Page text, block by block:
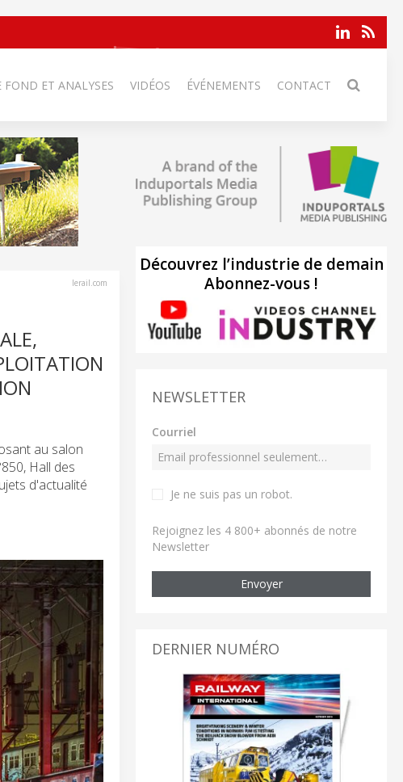
FOND ET ANALYSES VIDÉOS ÉVÉNEMENTS CONTACT
lerail.com
au salon
Hall des
d'actualité
Découvrez l’industrie de demain
Abonnez-vous !
NEWSLETTER
Courriel
Je ne suis pas un robot.
Rejoignez les 4 800+ abonnés de notre
Newsletter
Envoyer
DERNIER NUMÉRO